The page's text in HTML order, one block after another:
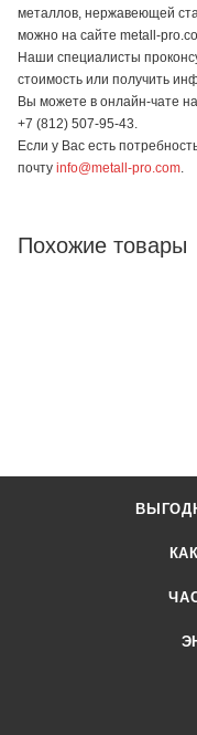
металлов, нержавеющей
можно на сайте metall-
Наши специалисты
стоимость или получить
Вы можете в онлайн-чате
+7 (812) 507-95-43.
Если у Вас есть
почту info@metall-pro.com
Похожие товары